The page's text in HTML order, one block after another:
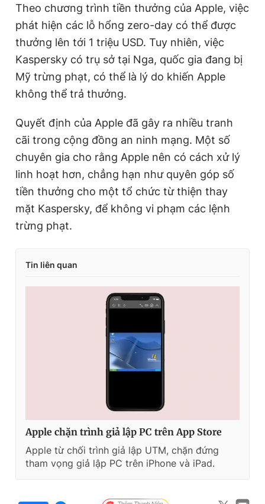
Theo chương trình tiền thưởng của Apple, việc
phát hiện các lỗ hổng zero-day có thể được
thưởng lên tới 1 triệu USD. Tuy nhiên, việc
Kaspersky có trụ sở tại Nga, quốc gia đang bị
Mỹ trừng phạt, có thể là lý do khiến Apple
không thể trả thưởng.
Quyết định của Apple đã gây ra nhiều tranh
cãi trong cộng đồng an ninh mạng. Một số
chuyên gia cho rằng Apple nên có cách xử lý
linh hoạt hơn, chẳng hạn như quyên góp số
tiền thưởng cho một tổ chức từ thiện thay
mặt Kaspersky, để không vi phạm các lệnh
trừng phạt.
Tin liên quan
Apple chặn trình giả lập PC trên App Store
Apple từ chối trình giả lập UTM, chặn đứng
tham vọng giả lập PC trên iPhone và iPad.